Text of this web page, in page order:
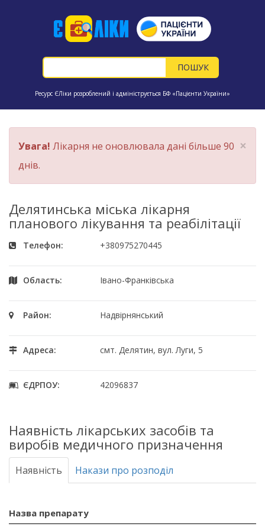
Ресурс ЄЛіки розроблений і адмініструється БФ «Пацієнти України»
×
Увага! Лікарня не оновлювала дані більше 90
днів.
Делятинська міська лікарня
планового лікування та реабілітації
Телефон: +380975270445
Область: Івано-Франківська
Район: Надвірнянський
Адреса: смт. Делятин, вул. Луги, 5
ЄДРПОУ: 42096837
Наявність лікарських засобів та
виробів медичного призначення
Наявність Накази про розподіл
Назва препарату